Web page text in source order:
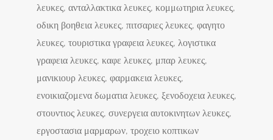
λευκες, ανταλλακτικα λευκες, κομμωτηρια λευκες,
οδικη βοηθεια λευκες, πιτσαριες λευκες, φαγητο
λευκες, τουριστικα γραφεια λευκες, λογιστικα
γραφεια λευκες, καφε λευκες, μπαρ λευκες,
μανικιουρ λευκες, φαρμακεια λευκες,
ενοικιαζομενα δωματια λευκες, ξενοδοχεια λευκες,
στουντιος λευκες, συνεργεια αυτοκινητων λευκες,
εργοστασια μαρμαρων, τροχειο κοπτικων